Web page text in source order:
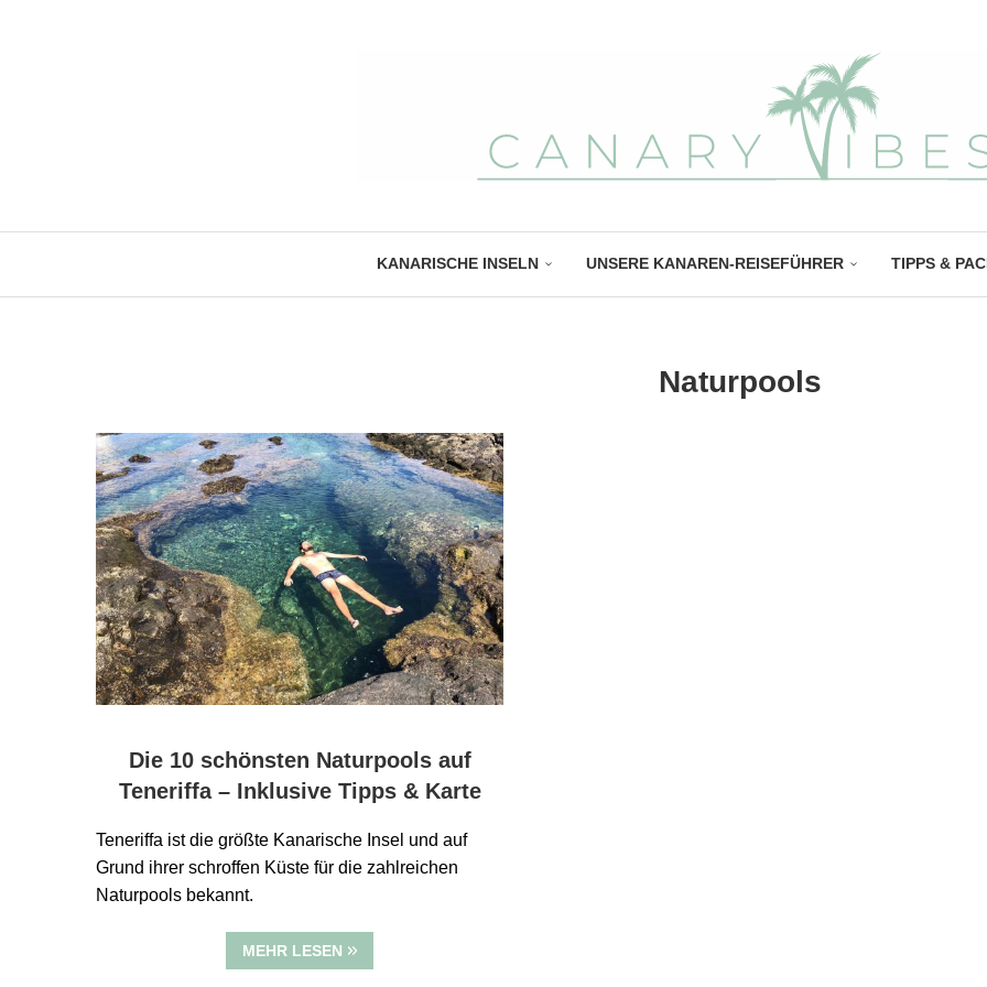
KANARISCHE INSELN UNSERE KANAREN-REISEFÜHRER TIPPS &
Naturpools
Die 10 schönsten Naturpools auf
Teneriffa – Inklusive Tipps & Karte
Teneriffa ist die größte Kanarische Insel und auf
Grund ihrer schroffen Küste für die zahlreichen
Naturpools bekannt.
MEHR LESEN